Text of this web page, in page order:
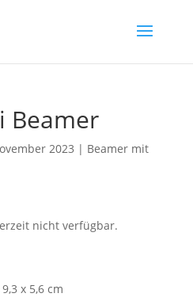
Beamer
2023 | Beamer mit
nicht verfügbar.
x 5,6 cm